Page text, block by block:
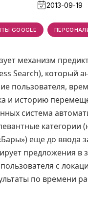
2013-09-19
GOOGLE
механизм
Search), который
пользователя,
и историю
система
категории
еще до ввода
предложения в
с
по времени